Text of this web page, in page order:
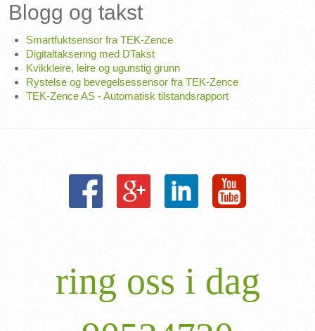
Blogg og takst
Smartfuktsensor fra TEK-Zence
Digitaltaksering med DTakst
Kvikkleire, leire og ugunstig grunn
Rystelse og bevegelsessensor fra TEK-Zence
TEK-Zence AS - Automatisk tilstandsrapport
ring oss i dag